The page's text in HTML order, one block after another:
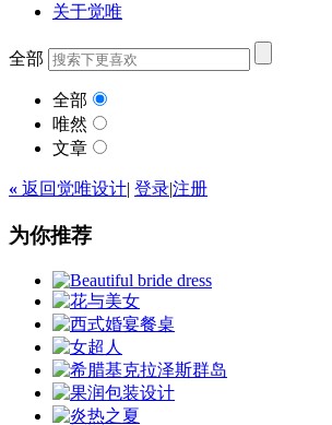
关于觉唯
全部
全部
唯然
文章
« 返回觉唯设计| 登录|注册
为你推荐